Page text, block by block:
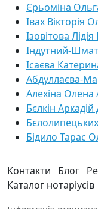
Єрьоміна
Івах Вікторія
Ізовітова
Індутний-
Ісаєва
Абдуллаєва-
Алехіна Олена
Бєлкін
Бідило Тарас
Контакти Блог
Каталог нотаріусів